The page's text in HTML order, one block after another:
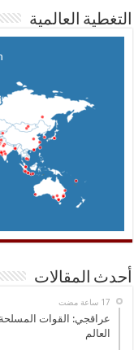
التغطية العالمية
أحدث المقالات
عراقجي: القوات المسلحة
العالم